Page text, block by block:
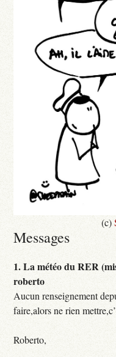
(c)
Messages
1.La météo du RER
roberto
Aucun renseignement
faire,alors ne rien
Roberto,